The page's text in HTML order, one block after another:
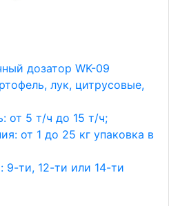
дозатор WK-09
лук, цитрусовые,
от 5 т/ч до 15 т/ч;
от 1 до 25 кг упаковка в
9-ти, 12-ти или 14-ти